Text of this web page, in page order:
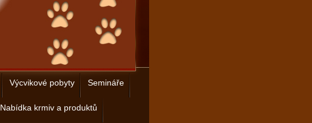
Výcvikové pobyty Semináře
Nabídka krmiv a produktů